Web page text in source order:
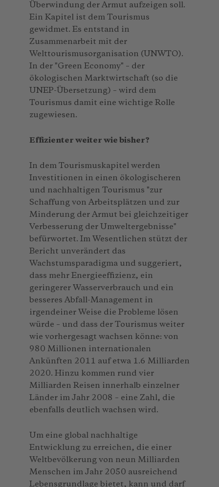
Überwindung der Armut aufzeigen soll.
Ein Kapitel ist dem Tourismus
gewidmet. Es entstand in
Zusammenarbeit mit der
Welttourismusorganisation (UNWTO).
In der "Green Economy" – der
ökologischen Marktwirtschaft (so die
UNEP-Übersetzung) – wird dem
Tourismus damit eine wichtige Rolle
zugewiesen.
Effizienter weiter wie bisher?
In dem Tourismuskapitel werden
Investitionen in einen ökologischeren
und nachhaltigen Tourismus "zur
Schaffung von Arbeitsplätzen und zur
Minderung der Armut bei gleichzeitiger
Verbesserung der Umweltergebnisse"
befürwortet. Im Wesentlichen stützt der
Bericht unverändert das
Wachstumsparadigma und suggeriert,
dass mehr Energieeffizienz, ein
geringerer Wasserverbrauch und ein
besseres Abfall-Management in
irgendeiner Weise die Probleme lösen
würde – und dass der Tourismus weiter
wie vorhergesagt wachsen könne: von
980 Millionen internationalen
Ankünften 2011 auf etwa 1.6 Milliarden
2020. Hinzu kommen rund vier
Milliarden Reisen innerhalb einzelner
Länder im Jahr 2008 – eine Zahl, die
ebenfalls deutlich wachsen wird.
Um eine global nachhaltige
Entwicklung zu erreichen, die einer
Weltbevölkerung von neun Milliarden
Menschen im Jahr 2050 ausreichend
Lebensgrundlage bietet, kann und darf